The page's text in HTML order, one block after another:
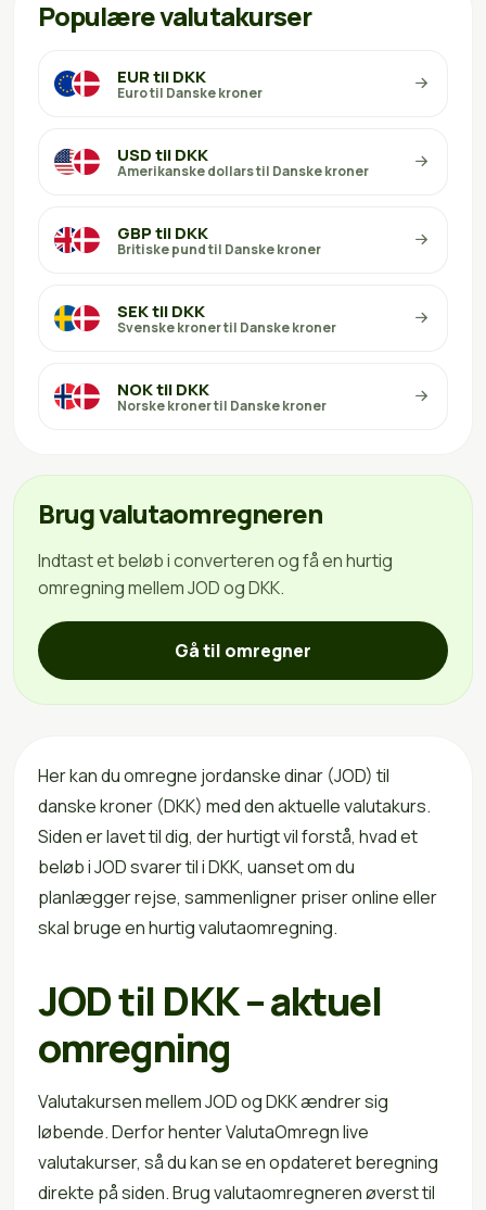
Populære valutakurser
EUR til DKK
Euro til Danske kroner
USD til DKK
Amerikanske dollars til Danske kroner
GBP til DKK
Britiske pund til Danske kroner
SEK til DKK
Svenske kroner til Danske kroner
NOK til DKK
Norske kroner til Danske kroner
Brug valutaomregneren
Indtast et beløb i converteren og få en hurtig
omregning mellem JOD og DKK.
Gå til omregner
Her kan du omregne jordanske dinar (JOD) til
danske kroner (DKK) med den aktuelle valutakurs.
Siden er lavet til dig, der hurtigt vil forstå, hvad et
beløb i JOD svarer til i DKK, uanset om du
planlægger rejse, sammenligner priser online eller
skal bruge en hurtig valutaomregning.
JOD til DKK – aktuel
omregning
Valutakursen mellem JOD og DKK ændrer sig
løbende. Derfor henter ValutaOmregn live
valutakurser, så du kan se en opdateret beregning
direkte på siden. Brug valutaomregneren øverst til